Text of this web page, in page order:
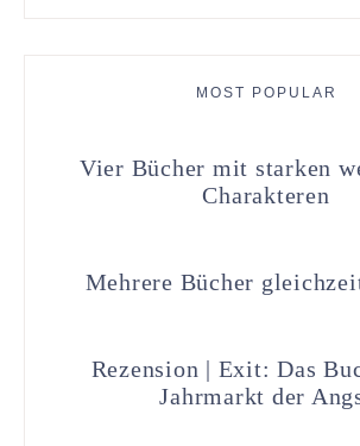
MOST POPULAR
Vier Bücher mit starken
Charakteren
Mehrere Bücher
Rezension | Exit: Das
Jahrmarkt der